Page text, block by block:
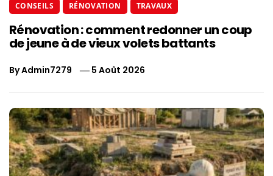
CONSEILS RÉNOVATION TRAVAUX
Rénovation : comment redonner un coup
de jeune à de vieux volets battants
ByAdmin7279 5 Août 2026